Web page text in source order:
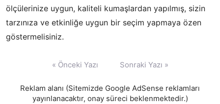
ölçülerinize uygun, kaliteli kumaşlardan yapılmış, sizin
tarzınıza ve etkinliğe uygun bir seçim yapmaya özen
göstermelisiniz.
« Önceki Yazı Sonraki Yazı »
Reklam alanı (Sitemizde Google AdSense reklamları
yayınlanacaktır, onay süreci beklenmektedir.)